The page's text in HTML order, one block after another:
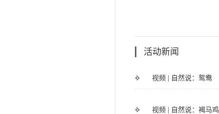
活动新闻
视频 | 自然说：鸳鸯
视频 | 自然说：褐马鸡